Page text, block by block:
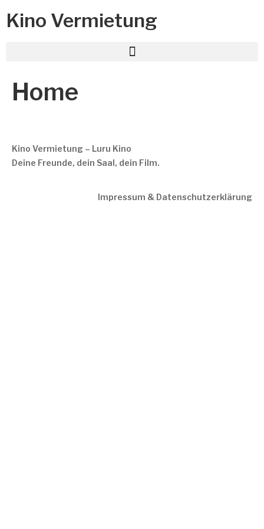
Kino Vermietung
Home
Kino Vermietung – Luru Kino
Deine Freunde, dein Saal, dein Film.
Impressum & Datenschutzerklärung